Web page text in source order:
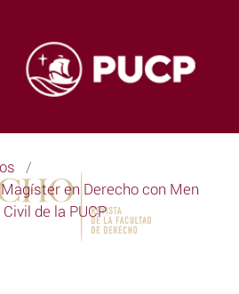
/
en Derecho con Men
de la PUCP